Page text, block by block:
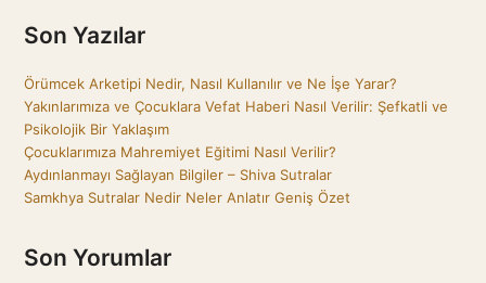
Son Yazılar
Örümcek Arketipi Nedir, Nasıl Kullanılır ve Ne İşe Yarar?
Yakınlarımıza ve Çocuklara Vefat Haberi Nasıl Verilir: Şefkatli ve
Psikolojik Bir Yaklaşım
Çocuklarımıza Mahremiyet Eğitimi Nasıl Verilir?
Aydınlanmayı Sağlayan Bilgiler – Shiva Sutralar
Samkhya Sutralar Nedir Neler Anlatır Geniş Özet
Son Yorumlar